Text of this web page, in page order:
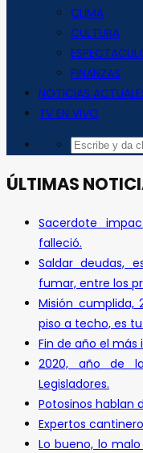
CLIMA
CULTURA
FINANZAS
NOTICIAS
TV EN VIVO
ÚLTIMAS
Sacerdote
falleció.
Saldar deudas,
fumar, entre los
Misión cumplida,
piso a techo, es
Fin de año el
2020, año de
Legisladores.
Potosinos hablan
Expertos
Lo bueno, lo